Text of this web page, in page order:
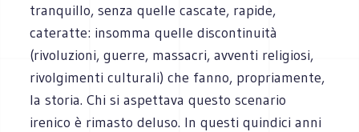
tranquillo, senza quelle cascate, rapide,
cateratte: insomma quelle discontinuità
(rivoluzioni, guerre, massacri, avventi religiosi,
rivolgimenti culturali) che fanno, propriamente,
la storia. Chi si aspettava questo scenario
irenico è rimasto deluso. In questi quindici anni